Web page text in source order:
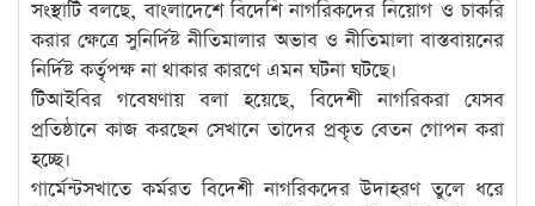
সংস্থাটি বলছে, বাংলাদেশে বিদেশি নাগরিকদের নিয়োগ ও চাকরি
করার ক্ষেত্রে সুনির্দিষ্ট নীতিমালার অভাব ও নীতিমালা বাস্তবায়নের
নির্দিষ্ট কর্তৃপক্ষ না থাকার কারণে এমন ঘটনা ঘটছে।
টিআইবির গবেষণায় বলা হয়েছে, বিদেশী নাগরিকরা যেসব
প্রতিষ্ঠানে কাজ করছেন সেখানে তাদের প্রকৃত বেতন গোপন করা
হচ্ছে।
গার্মেন্টসখাতে কর্মরত বিদেশী নাগরিকদের উদাহরণ তুলে ধরে